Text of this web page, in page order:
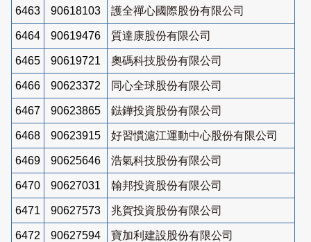
6463 90618103 護全禪心國際股份有限公司
6464 90619476 質達康股份有限公司
6465 90619721 奧碼科技股份有限公司
6466 90623372 同心全球股份有限公司
6467 90623865 鍅鏵投資股份有限公司
6468 90623915 好習慣滬江運動中心股份有限公司
6469 90625646 浩氣科技股份有限公司
6470 90627031 翰邦投資股份有限公司
6471 90627573 兆賀投資股份有限公司
6472 90627594 寶加利建設股份有限公司